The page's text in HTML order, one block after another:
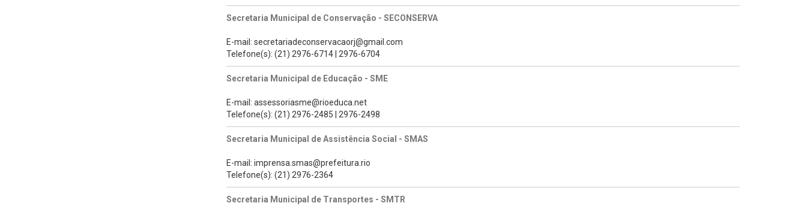
Secretaria Municipal de Conservação - SECONSERVA
E-mail: secretariadeconservacaorj@gmail.com
Telefone(s): (21) 2976-6714 | 2976-6704
Secretaria Municipal de Educação - SME
E-mail: assessoriasme@rioeduca.net
Telefone(s): (21) 2976-2485 | 2976-2498
Secretaria Municipal de Assistência Social - SMAS
E-mail: imprensa.smas@prefeitura.rio
Telefone(s): (21) 2976-2364
Secretaria Municipal de Transportes - SMTR